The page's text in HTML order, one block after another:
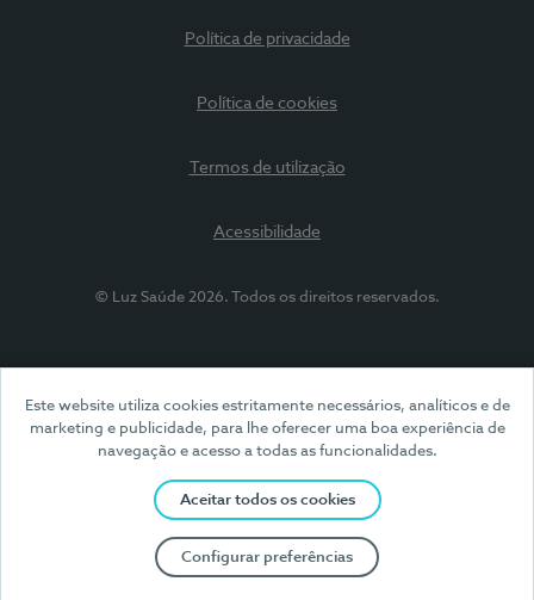
Este website utiliza cookies estritamente necessários, analíticos e de
marketing e publicidade, para lhe oferecer uma boa experiência de
navegação e acesso a todas as funcionalidades.
Aceitar todos os cookies
Configurar preferências
Política de privacidade
Política de cookies
Termos de utilização
Acessibilidade
© Luz Saúde 2026. Todos os direitos reservados.